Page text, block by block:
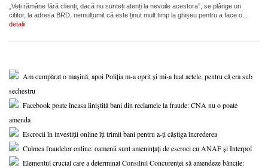
„Veți rămâne fără clienți, dacă nu sunteți atenți la nevoile acestora”, se plânge un
cititor, la adresa BRD, nemulțumit că este ținut mult timp la ghișeu pentru a face o...
detalii
Am cumpărat o mașină, apoi Poliția m-a oprit și mi-a luat actele, pentru că era sub
sechestru
Facebook poate încasa liniștită bani din reclamele la fraude: CNA nu o poate
amenda
Escrocii în investiții online îți trimit bani pentru a-ți câștiga încrederea
Culmea fraudelor online: oamenii sunt amenințați de escroci cu ANAF și Interpol
Elementul crucial care a determinat Consiliul Concurenței să amendeze băncile: